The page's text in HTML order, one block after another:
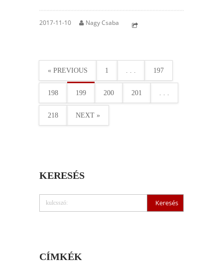
2017-11-10 Nagy Csaba
« PREVIOUS 1 197
198 199 200 201
218 NEXT »
KERESÉS
CÍMKÉK